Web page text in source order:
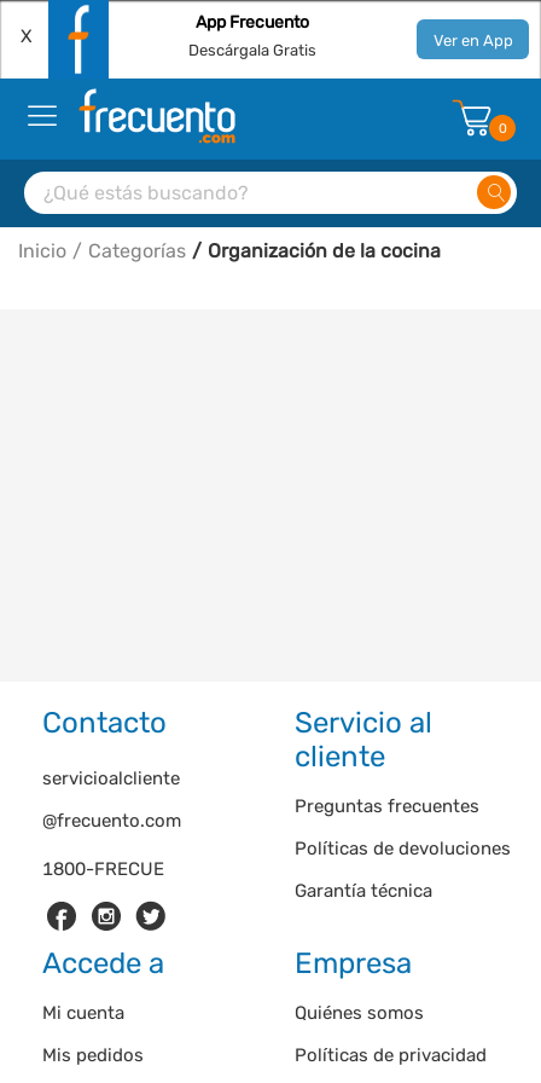
X
App Frecuento
Descárgala Gratis Ver en App
0
Inicio Categorías Organización de la cocina
Contacto
1800-FRECUE
servicioalcliente
@frecuento.com
Servicio al
cliente
Preguntas frecuentes
Políticas de devoluciones
Garantía técnica
Accede a
Mi cuenta
Mis pedidos
Empresa
Quiénes somos
Políticas de privacidad